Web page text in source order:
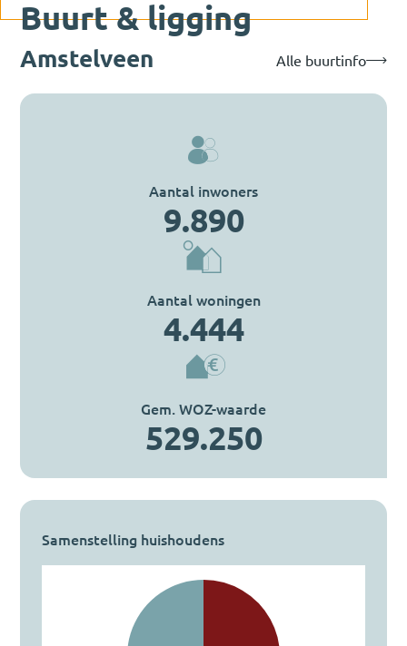
Buurt & ligging
Amstelveen Alle buurtinfo
Aantal inwoners
9.890
Aantal woningen
4.444
Gem. WOZ-waarde
529.250
Samenstelling huishoudens